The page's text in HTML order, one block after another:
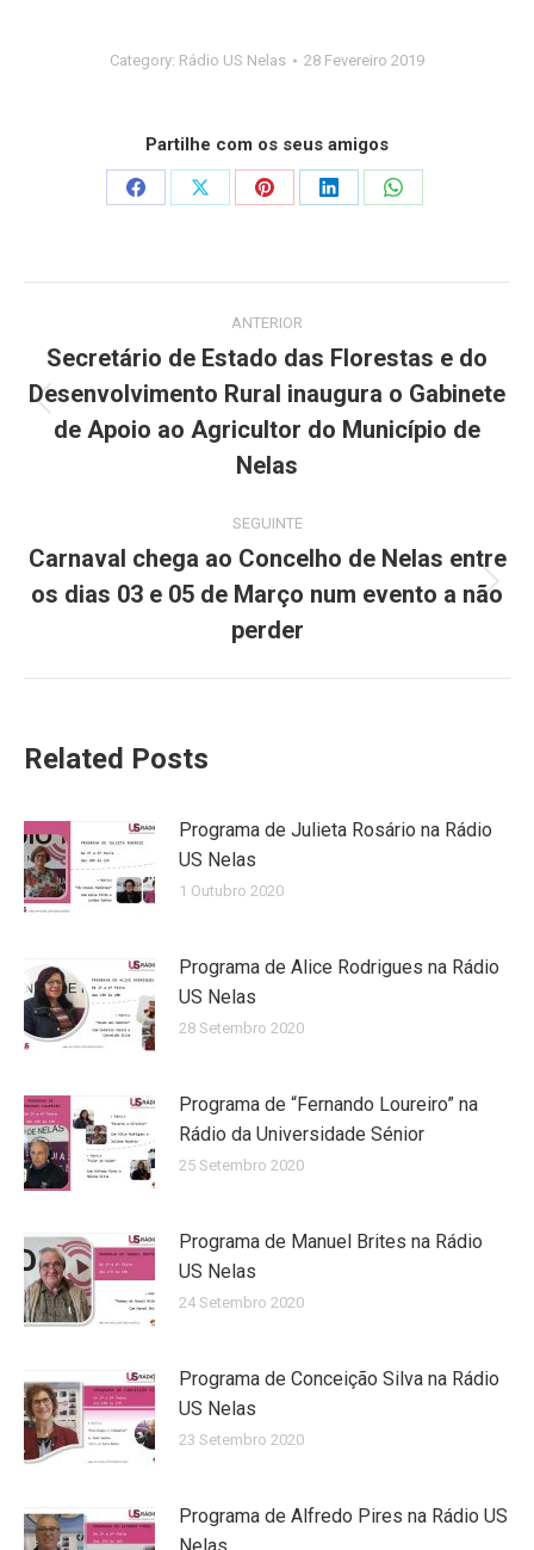
Category: Rádio US Nelas 28 Fevereiro 2019
Partilhe com os seus amigos
Share
Share
Share
Share
Share
navigation
ANTERIOR
Previous
post:
Secretário de Estado das Florestas e do
Desenvolvimento Rural inaugura o Gabinete
de Apoio ao Agricultor do Município de
Nelas
SEGUINTE
Next
post:
Carnaval chega ao Concelho de Nelas entre
os dias 03 e 05 de Março num evento a não
perder
Related Posts
Programa de Julieta Rosário na Rádio
US Nelas
1 Outubro 2020
Programa de Alice Rodrigues na Rádio
US Nelas
28 Setembro 2020
Programa de “Fernando Loureiro” na
Rádio da Universidade Sénior
25 Setembro 2020
Programa de Manuel Brites na Rádio
US Nelas
24 Setembro 2020
Programa de Conceição Silva na Rádio
US Nelas
23 Setembro 2020
Programa de Alfredo Pires na Rádio US